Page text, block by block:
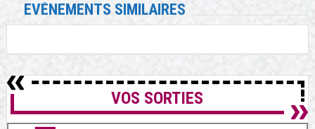
EVÉNEMENTS SIMILAIRES
VOS SORTIES